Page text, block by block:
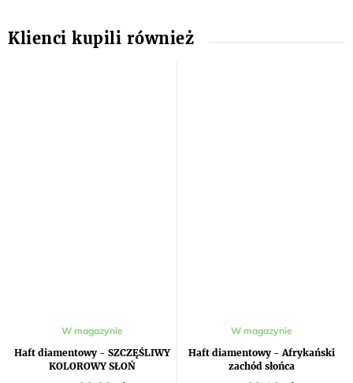
Haft diamentowy - SZCZĘŚLIWY
KOLOROWY SŁOŃ
W magazynie
Haft diamentowy - Afrykański
zachód słońca
W magazynie